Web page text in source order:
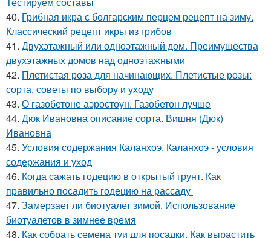
40. Грибная икра с болгарским перцем рецепт на зиму.
Классический рецепт икры из грибов
41. Двухэтажный или одноэтажный дом. Преимущества
двухэтажных домов над одноэтажными
42. Плетистая роза для начинающих. Плетистые розы:
сорта, советы по выбору и уходу
43. О газобетоне аэростоун. Газобетон лучше
44. Дюк Ивановна описание сорта. Вишня (Дюк)
Ивановна
45. Условия содержания Каланхоэ. Каланхоэ - условия
содержания и уход
46. Когда сажать годецию в открытый грунт. Как
правильно посадить годецию на рассаду
47. Замерзает ли биотуалет зимой. Использование
биотуалетов в зимнее время
48. Как собрать семена туи для посадки. Как вырастить